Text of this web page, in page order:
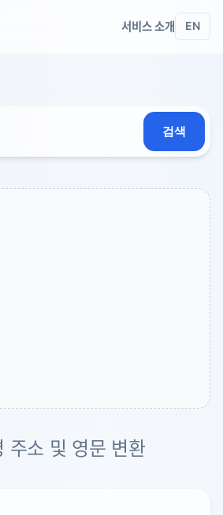
서비스 소개 EN
검색
주소 및 영문 변환